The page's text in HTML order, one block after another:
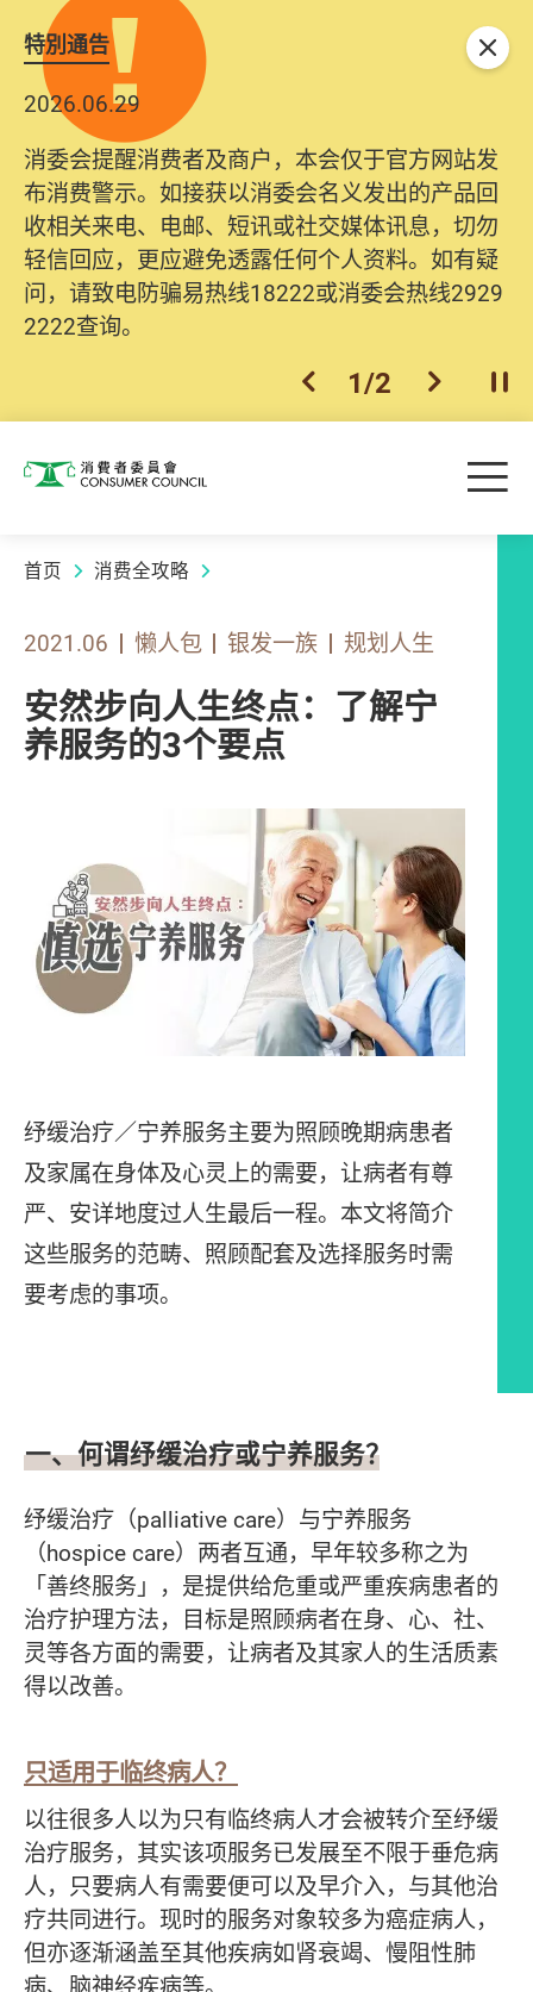
特別通告
2026.06.29
消委会提醒消费者及商户，本会仅于官方网站发
布消费警示。如接获以消委会名义发出的产品回
收相关来电、电邮、短讯或社交媒体讯息，切勿
轻信回应，更应避免透露任何个人资料。如有疑
问，请致电防骗易热线18222或消委会热线2929
2222查询。
上一个
1/2 下一个开
关闭
消费者委员会 目
首页 消费全攻略
2021.06 懒人包 银发一族 规划人生
安然步向人生终点：了解宁
养服务的3个要点
纾缓治疗／宁养服务主要为照顾晚期病患者
及家属在身体及心灵上的需要，让病者有尊
严、安详地度过人生最后一程。本文将简介
这些服务的范畴、照顾配套及选择服务时需
要考虑的事项。
一、何谓纾缓治疗或宁养服务？
纾缓治疗（palliative care）与宁养服务
（hospice care）两者互通，早年较多称之为
「善终服务」，是提供给危重或严重疾病患者的
治疗护理方法，目标是照顾病者在身、心、社、
灵等各方面的需要，让病者及其家人的生活质素
得以改善。
只适用于临终病人？
以往很多人以为只有临终病人才会被转介至纾缓
治疗服务，其实该项服务已发展至不限于垂危病
人，只要病人有需要便可以及早介入，与其他治
疗共同进行。现时的服务对象较多为癌症病人，
但亦逐渐涵盖至其他疾病如肾衰竭、慢阻性肺